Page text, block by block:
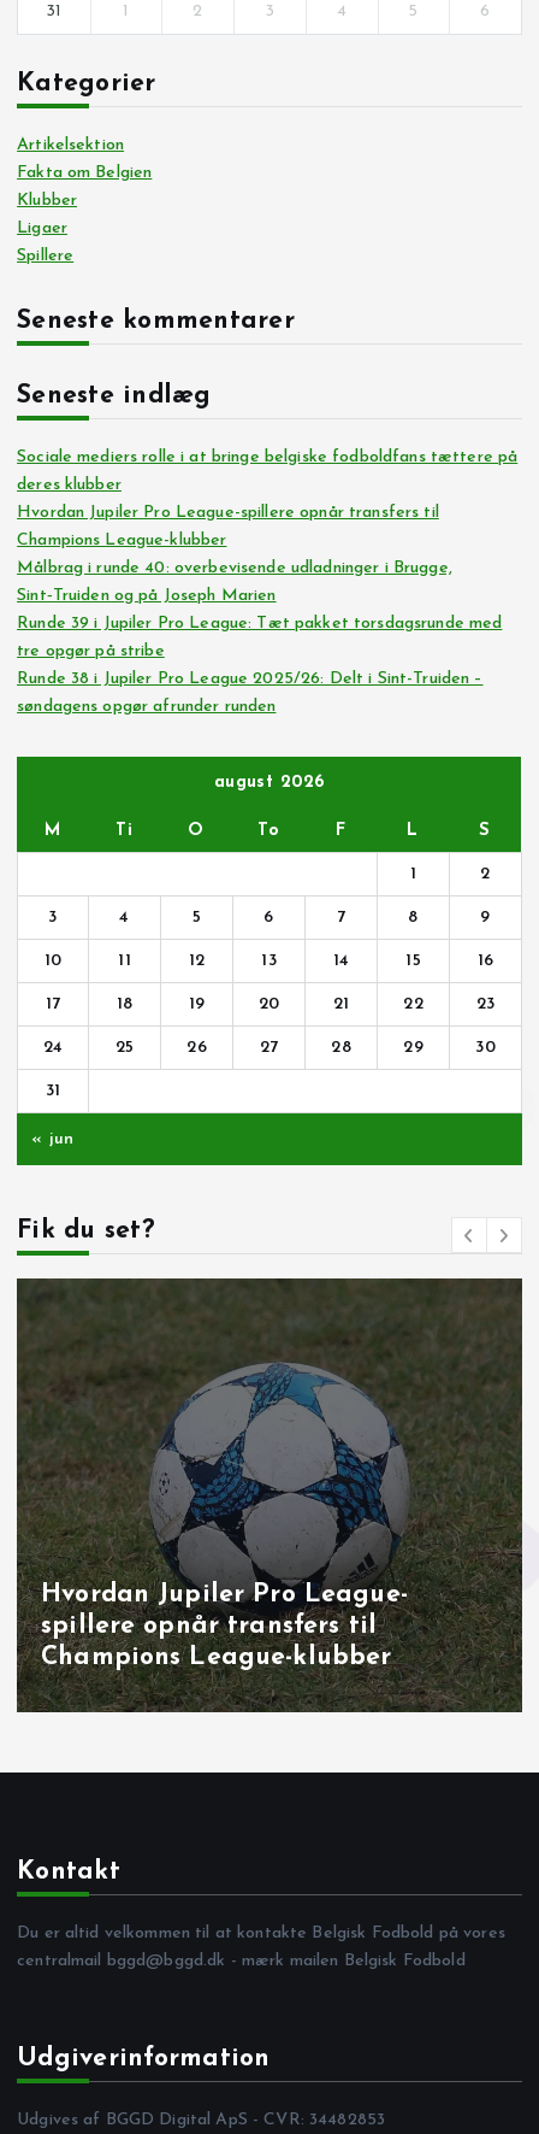
31 1 2 3 4 5 6
Kategorier
Artikelsektion
Fakta om Belgien
Klubber
Ligaer
Spillere
Seneste kommentarer
Seneste indlæg
Sociale mediers rolle i at bringe belgiske fodboldfans tættere på
deres klubber
Hvordan Jupiler Pro League-spillere opnår transfers til
Champions League-klubber
Målbrag i runde 40: overbevisende udladninger i Brugge,
Sint‑Truiden og på Joseph Marien
Runde 39 i Jupiler Pro League: Tæt pakket torsdagsrunde med
tre opgør på stribe
Runde 38 i Jupiler Pro League 2025/26: Delt i Sint-Truiden –
søndagens opgør afrunder runden
august 2026
M Ti O To F L S
1 2
3 4 5 6 7 8 9
10 11 12 13 14 15 16
17 18 19 20 21 22 23
24 25 26 27 28 29 30
31
« jun
Fik du set?
Målbrag i runde 40: overbevisende
udladninger i Brugge, Sint‑Truiden
og på Joseph Marien
Kontakt
Du er altid velkommen til at kontakte Belgisk Fodbold på vores
centralmail bggd@bggd.dk - mærk mailen Belgisk Fodbold
Udgiverinformation
Udgives af BGGD Digital ApS - CVR: 34482853